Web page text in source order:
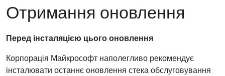
Отримання оновлення
Перед інсталяцією цього оновлення
Корпорація Майкрософт наполегливо рекомендує
інсталювати останнє оновлення стека обслуговування